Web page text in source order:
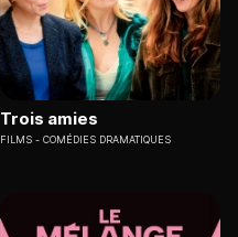
Trois amies
FILMS COMÉDIES DRAMATIQUES